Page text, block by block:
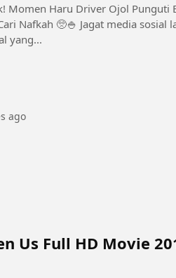
sosial lagi dibikin mewek
yang...
ago
Us Full HD Movie